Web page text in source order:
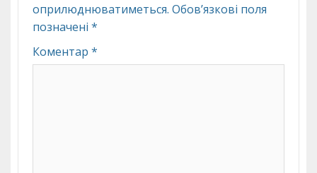
оприлюднюватиметься. Обов’язкові поля
позначені *
Коментар *